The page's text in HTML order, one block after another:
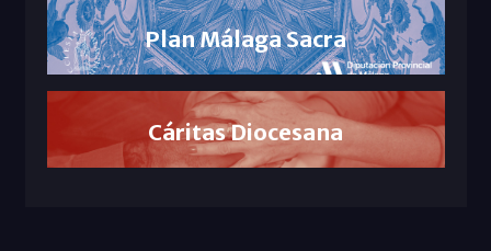
Plan Málaga Sacra
Cáritas Diocesana